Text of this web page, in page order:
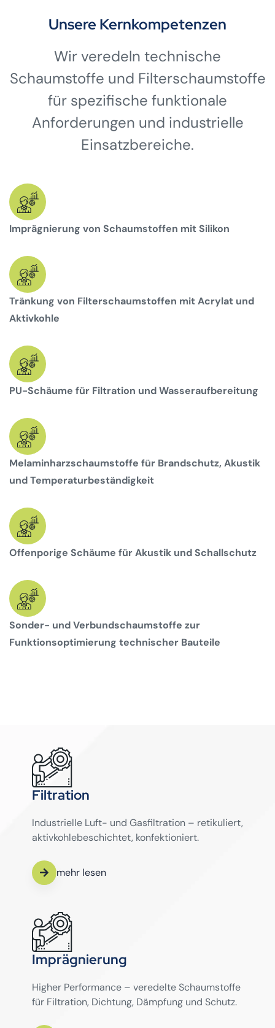
Unsere Kernkompetenzen
Wir veredeln technische
Schaumstoffe und Filterschaumstoffe
für spezifische funktionale
Anforderungen und industrielle
Einsatzbereiche.
Imprägnierung von Schaumstoffen mit Silikon
Tränkung von Filterschaumstoffen mit Acrylat und
Aktivkohle
PU-Schäume für Filtration und Wasseraufbereitung
Melaminharzschaumstoffe für Brandschutz, Akustik
und Temperaturbeständigkeit
Offenporige Schäume für Akustik und Schallschutz
Sonder- und Verbundschaumstoffe zur
Funktionsoptimierung technischer Bauteile
Filtration
Industrielle Luft- und Gasfiltration – retikuliert,
aktivkohlebeschichtet, konfektioniert.
mehr lesen
Imprägnierung
Higher Performance – veredelte Schaumstoffe
für Filtration, Dichtung, Dämpfung und Schutz.